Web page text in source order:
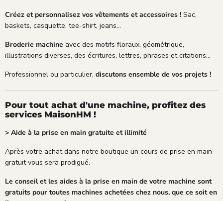
Créez et personnalisez vos vêtements et accessoires ! Sac,
baskets, casquette, tee-shirt, jeans...
Broderie machine avec des motifs floraux, géométrique,
illustrations diverses, des écritures, lettres, phrases et citations...
Professionnel ou particulier, discutons ensemble de vos projets !
Pour tout achat d'une machine, profitez des
services MaisonHM !
> Aide à la prise en main gratuite et illimité
Après votre achat dans notre boutique un cours de prise en main
gratuit vous sera prodigué.
Le conseil et les aides à la prise en main de votre machine sont
gratuits pour toutes machines achetées chez nous, que ce soit en